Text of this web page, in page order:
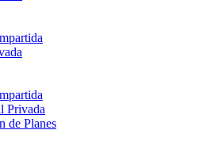
Privada
de Planes